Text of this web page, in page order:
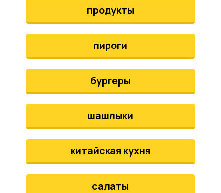
продукты
пироги
бургеры
шашлыки
китайская кухня
салаты